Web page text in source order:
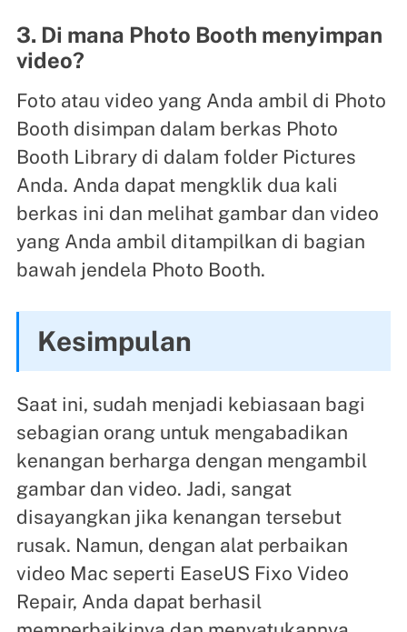
3. Di mana Photo Booth menyimpan
video?
Foto atau video yang Anda ambil di Photo
Booth disimpan dalam berkas Photo
Booth Library di dalam folder Pictures
Anda. Anda dapat mengklik dua kali
berkas ini dan melihat gambar dan video
yang Anda ambil ditampilkan di bagian
bawah jendela Photo Booth.
Kesimpulan
Saat ini, sudah menjadi kebiasaan bagi
sebagian orang untuk mengabadikan
kenangan berharga dengan mengambil
gambar dan video. Jadi, sangat
disayangkan jika kenangan tersebut
rusak. Namun, dengan alat perbaikan
video Mac seperti EaseUS Fixo Video
Repair, Anda dapat berhasil